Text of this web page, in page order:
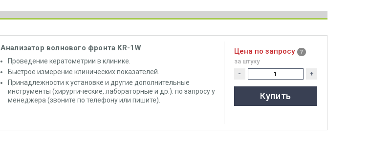
Анализатор волнового фронта KR-1W
Проведение кератометрии в клинике.
Быстрое измерение клинических показателей.
Принадлежности к установке и другие дополнительные
инструменты (хирургические, лабораторные и др.): по запросу у
менеджера (звоните по телефону или пишите).
Цена по запросу
за штуку
- +
Купить